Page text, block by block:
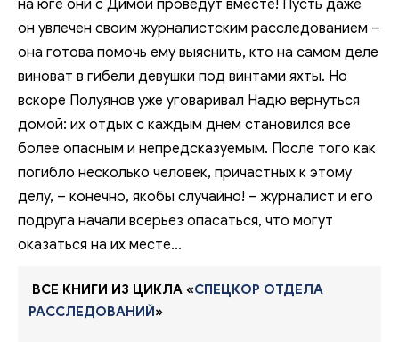
на юге они с Димой проведут вместе! Пусть даже
он увлечен своим журналистским расследованием –
она готова помочь ему выяснить, кто на самом деле
виноват в гибели девушки под винтами яхты. Но
вскоре Полуянов уже уговаривал Надю вернуться
домой: их отдых с каждым днем становился все
более опасным и непредсказуемым. После того как
погибло несколько человек, причастных к этому
делу, – конечно, якобы случайно! – журналист и его
подруга начали всерьез опасаться, что могут
оказаться на их месте…
ВСЕ КНИГИ ИЗ ЦИКЛА «СПЕЦКОР ОТДЕЛА
РАССЛЕДОВАНИЙ»